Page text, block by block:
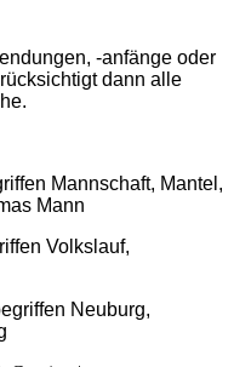
-anfänge oder
dann alle
Mannschaft, Mantel,
Mann
Volkslauf,
Neuburg,